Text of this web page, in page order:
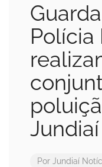
Polícia
Jundiaí
Por Jundiaí